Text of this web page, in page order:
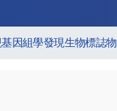
因組學發現生物標誌物